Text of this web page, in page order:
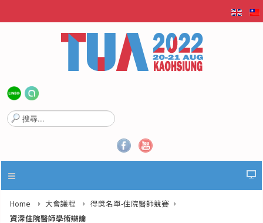
搜
尋
.
Home 大會議程
得獎名單-住院醫師競賽
資深住院醫師學術辯論